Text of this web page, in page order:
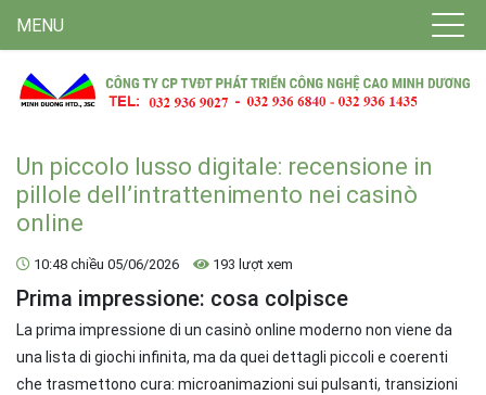
MENU
Un piccolo lusso digitale: recensione in
pillole dell’intrattenimento nei casinò
online
10:48 chiều 05/06/2026 193 lượt xem
Prima impressione: cosa colpisce
La prima impressione di un casinò online moderno non viene da
una lista di giochi infinita, ma da quei dettagli piccoli e coerenti
che trasmettono cura: microanimazioni sui pulsanti, transizioni